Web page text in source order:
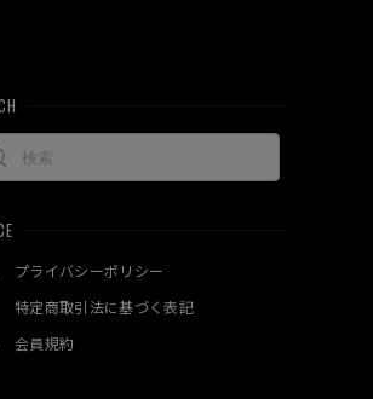
プライバシーポリシー
特定商取引法に基づく表記
会員規約